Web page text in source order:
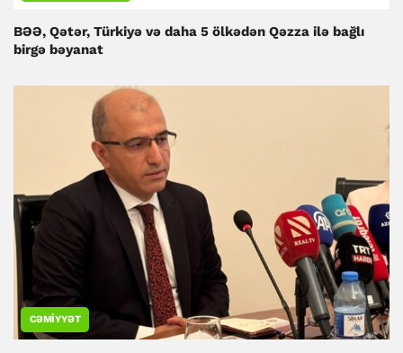
BƏƏ, Qətər, Türkiyə və daha 5 ölkədən Qəzza ilə bağlı
birgə bəyanat
CƏMIYYƏT